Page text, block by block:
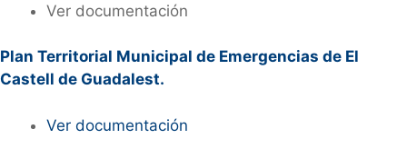
Ver documentación
Plan Territorial Municipal de Emergencias de El
Castell de Guadalest.
Ver documentación